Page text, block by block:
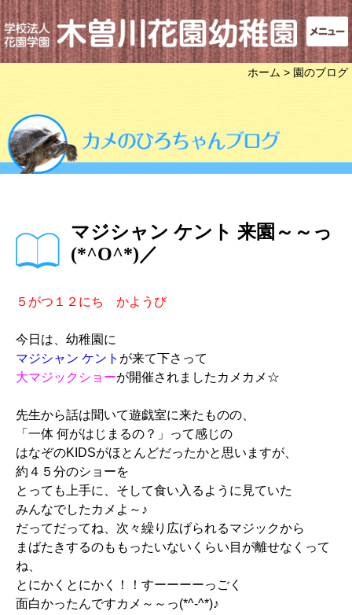
ホーム > 園のブログ
マジシャン ケント 来園～～っ
(*^O^*)／
５がつ１２にち かようび
今日は、幼稚園に
マジシャン ケント が来て下さって
大マジックショーが開催されましたカメカメ☆
先生から話は聞いて遊戯室に来たものの、
「一体 何がはじまるの？」って感じの
はなぞのKIDSがほとんどだったかと思いますが、
約４５分のショーを
とっても上手に、そして食い入るように見ていた
みんなでしたカメよ～♪
だってだってね、次々繰り広げられるマジックから
まばたきするのももったいないくらい目が離せなくって
ね、
とにかくとにかく！！すーーーーっごく
面白かったんですカメ～～っ(*^-^*)♪